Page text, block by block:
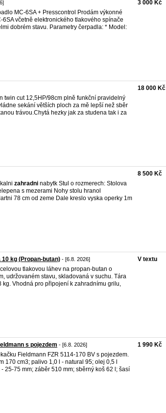
MC-6SA + Presscontrol Prodám výkonné
včetně elektronického tlakového spínače
dobrém stavu. Parametry čerpadla: * Model:
3 000 Kč
twin cut 12,5HP/98cm plně funkční pravidelný
sekání větších ploch za mě lepší než sběr
trávou.Chytá hezky jak za studena tak i za
18 000 Kč
zahradni nabytk Stul o rozmerech: Stolova
s mezerami Nohy stolu hranol
78 cm od zeme Dale kreslo vyska operky 1m
8 500 Kč
10 kg (Propan-butan) - [6.8. 2026]
tlakovou láhev na propan-butan o
udržovaném stavu, skladovaná v suchu. Tára
kg. Vhodná pro připojení k zahradnímu grilu,
V textu
s pojezdem - [6.8. 2026]
Fieldmann FZR 5114-170 BV s pojezdem.
170 cm3; palivo 1,0 l - natural 95; olej 0,5 l
25-75 mm; záběr 510 mm; sběrný koš 62 l; šasí
1 990 Kč